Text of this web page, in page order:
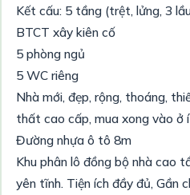
Kết cấu: 5 tầng (trệt, lửng, 3
BTCT xây kiên cố
5 phòng ngủ
5 WC riêng
Nhà mới, đẹp, rộng, thoáng,
thất cao cấp, mua xong vào ở
Đường nhựa ô tô 8m
Khu phân lô đồng bộ nhà cao
yên tĩnh. Tiện ích đầy đủ, Gần